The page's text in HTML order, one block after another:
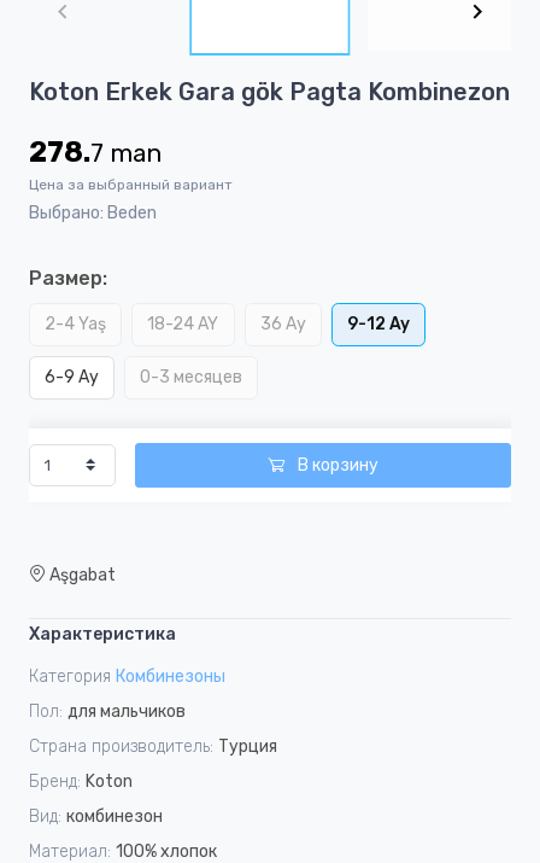
1
3
Koton Erkek Gara gök Pagta Kombinezon
278.7 man
Цена за выбранный вариант
Выбрано: Beden
Размер:
2-4 Yaş 18-24 AY 36 Ay 9-12 Ay
6-9 Ay 0-3 месяцев
В корзину
Aşgabat
Характеристика
Категория Комбинезоны
Пол: для мальчиков
Страна производитель: Турция
Бренд: Koton
Вид: комбинезон
Материал: 100% хлопок